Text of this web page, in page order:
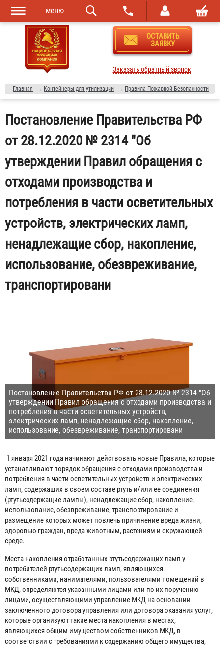
Перейти к
основному
содержанию
Skip to
navigation
меню
ОСТАВИТЬ
ЗАЯВКУ
Заказать обратный звонок
Главная → Контейнеры для утилизации → Правила Пожарной Безопасности
Постановление Правительства РФ
от 28.12.2020 № 2314 "Об
утверждении Правил обращения с
отходами производства и
потребления в части осветительных
устройств, электрических ламп,
ненадлежащие сбор, накопление,
использование, обезвреживание,
транспортировани
Постановление Правительства РФ от 28.12.2020 № 2314 "Об
утверждении Правил обращения с отходами производства и
потребления в части осветительных устройств,
электрических ламп, ненадлежащие сбор, накопление,
использование, обезвреживание, транспортировани
1 января 2021 года начинают действовать новые Правила, которые
устанавливают порядок обращения с отходами производства и
потребления в части осветительных устройств и электрических
ламп, содержащих в своем составе ртуть и/или ее соединения
(ртутьсодержащие лампы), ненадлежащие сбор, накопление,
использование, обезвреживание, транспортирование и
размещение которых может повлечь причинение вреда жизни,
здоровью граждан, вреда животным, растениям и окружающей
среде.
Места накопления отработанных ртутьсодержащих ламп у
потребителей ртутьсодержащих ламп, являющихся
собственниками, нанимателями, пользователями помещений в
МКД, определяются указанными лицами или по их поручению
лицами, осуществляющими управление МКД на основании
заключенного договора управления или договора оказания услуг,
которые организуют такие места накопления в местах,
являющихся общим имуществом собственников МКД, в
соответствии с требованиями к содержанию общего имущества,